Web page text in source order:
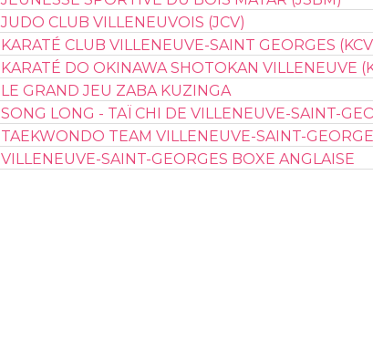
JUDO CLUB VILLENEUVOIS (JCV)
KARATÉ CLUB VILLENEUVE-SAINT GEORGES
KARATÉ DO OKINAWA SHOTOKAN VILLENEUVE
LE GRAND JEU ZABA KUZINGA
SONG LONG - TAÏ CHI DE VILLENEUVE-SAINT-
TAEKWONDO TEAM VILLENEUVE-SAINT-
VILLENEUVE-SAINT-GEORGES BOXE ANGLAISE